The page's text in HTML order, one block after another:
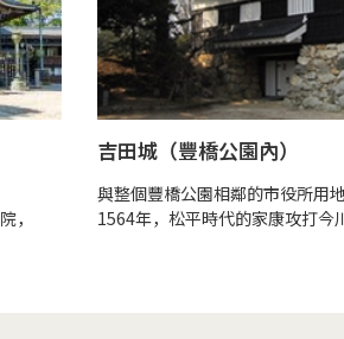
，
吉田城（豐橋公園內）
與整個豐橋公園相鄰的市役所用
1564年，松平時代的家康攻打今